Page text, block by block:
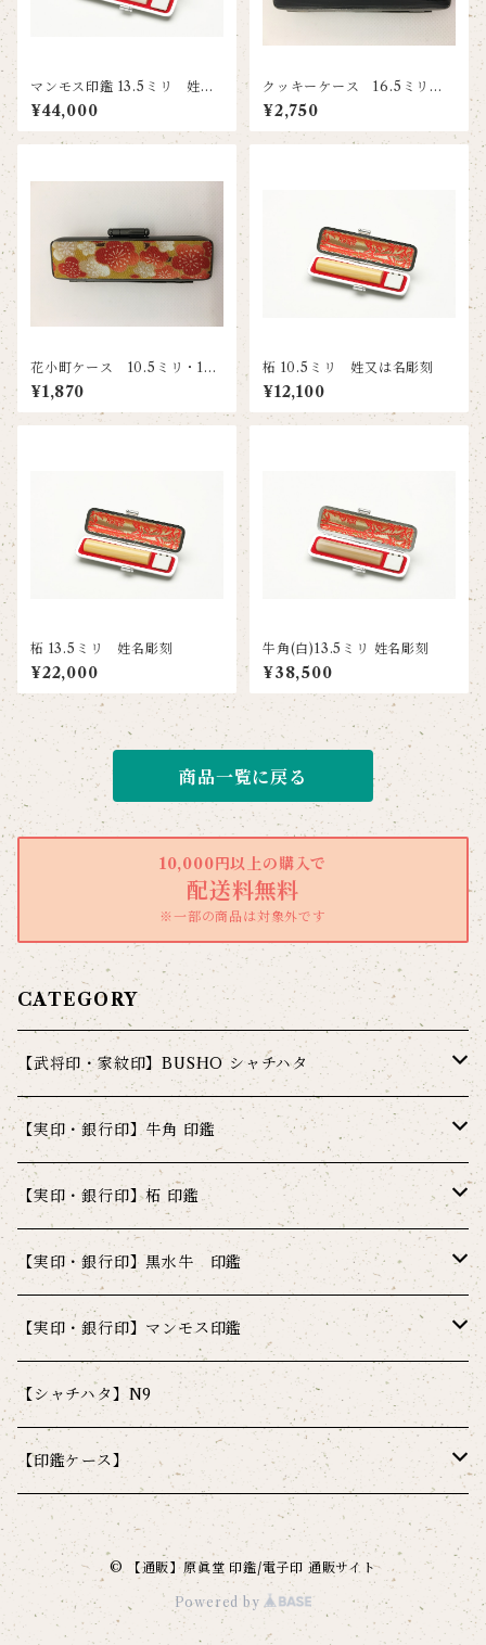
マンモス印鑑 13.5ミリ 姓又
は名彫刻
¥44,000
クッキーケース 16.5ミリ・1
8ミリ兼用 ブラック
¥2,750
花小町ケース 10.5ミリ・12
ミリ兼用 黄色梅
¥1,870
柘 10.5ミリ 姓又は名彫刻
¥12,100
柘 13.5ミリ 姓名彫刻
¥22,000
牛角(白)13.5ミリ 姓名彫刻
¥38,500
商品一覧に戻る
10,000円以上の購入で
配送料無料
※一部の商品は対象外です
CATEGORY
【武将印・家紋印】BUSHO シャチハタ
シャチハタ 武将印 炭【カーボン】
シャチハタ 武将印 炭【カーボン】ミラーブラック
シャチハタ 武将印 炭【カーボン】マットブラック
シャチハタ 武将印 金【ゴールド】
シャチハタ 武将印 金【ゴールド】クリアゴールド
シャチハタ 武将印 金【ゴールド】マットゴールド
シャチハタ 武将印 革【レザー】
シャチハタ 武将印 革【レザー】 ブラック
シャチハタ 武将印 革【レザー】ブラウン
シャチハタ 武将印 革【レザー】ネイビー
シャチハタ 武将印 革【レザー】レッド
シャチハタ 武将印 鉄【メタル】
シャチハタ 武将印 鉄【メタル】ブラック
シャチハタ 武将印 鉄【メタル】ブルー
シャチハタ 武将印 鉄【メタル】ブラウン
シャチハタ 武将印 鉄【メタル】マットシルバー
シャチハタ 武将印 鉄【メタル】レッド
【実印・銀行印】牛角 印鑑
牛角 10.5ミリ 姓又は名彫刻
牛角 12ミリ 姓又は名彫刻
牛角 13.5ミリ 姓又は名彫刻
牛角 15ミリ 姓又は名彫刻
牛角 13.5ミリ 姓名彫刻
牛角 15ミリ 姓名彫刻
牛角 16.5ミリ 姓名彫刻
【実印・銀行印】柘 印鑑
柘 10.5ミリ 姓又は名彫刻
柘 12ミリ 姓又は名彫刻
柘 13.5ミリ 姓又は名彫刻
柘 15ミリ 姓又は名彫刻
柘 13.5ミリ 姓名彫刻
柘 15ミリ 姓名彫刻
【実印・銀行印】黒水牛 印鑑
黒水牛 10.5ミリ 姓又は名彫刻
黒水牛 12ミリ 姓又は名彫刻
黒水牛 13.5ミリ 姓又は名彫刻
黒水牛 15ミリ 姓又は名彫刻
黒水牛 13.5ミリ 姓名彫刻
【実印・銀行印】マンモス印鑑
マンモス印鑑 10.5ミリ 姓又は名彫刻
マンモス印鑑 12ミリ 姓又は名彫刻
マンモス印鑑 13.5ミリ 姓又は名彫刻
マンモス印鑑 15ミリ 姓又は名彫刻
【シャチハタ】N9
【印鑑ケース】
クッキーケース
10.5ミリ・12ミリ兼用
花小町ケース
© 【通販】原眞堂 印鑑/電子印 通販サイト
Powered by